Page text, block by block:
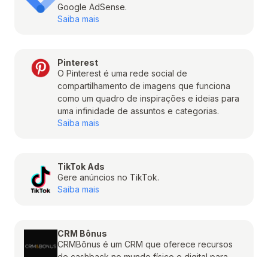
Google AdSense.
Saiba mais
Pinterest
O Pinterest é uma rede social de
compartilhamento de imagens que funciona
como um quadro de inspirações e ideias para
uma infinidade de assuntos e categorias.
Saiba mais
TikTok Ads
Gere anúncios no TikTok.
Saiba mais
CRM Bônus
CRMBônus é um CRM que oferece recursos